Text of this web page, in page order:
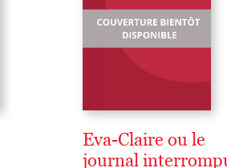
Eva-Claire ou le
journal